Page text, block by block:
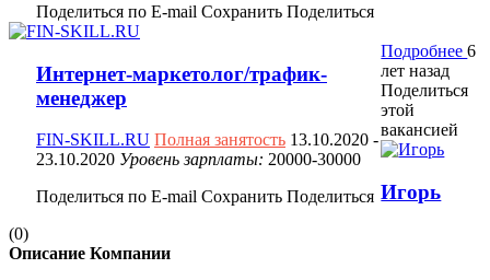
Поделиться по E-mail Сохранить Поделиться
Интернет-маркетолог/трафик-
менеджер
FIN-SKILL.RU Полная занятость 13.10.2020 -
23.10.2020 Уровень зарплаты: 20000-30000
Поделиться по E-mail Сохранить Поделиться
Подробнее6
лет назад
Поделиться
этой
вакансией
Игорь
(0)
Описание Компании